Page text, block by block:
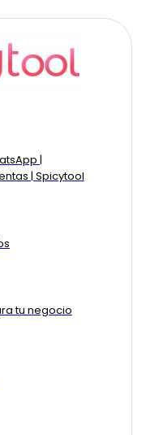
|
| Spicytool
tu negocio